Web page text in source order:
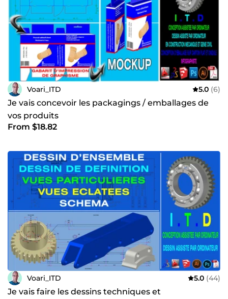
Voari_ITD 5.0 (6)
Je vais concevoir les packagings / emballages de
vos produits
From $18.82
Voari_ITD 5.0 (44)
Je vais faire les dessins techniques et